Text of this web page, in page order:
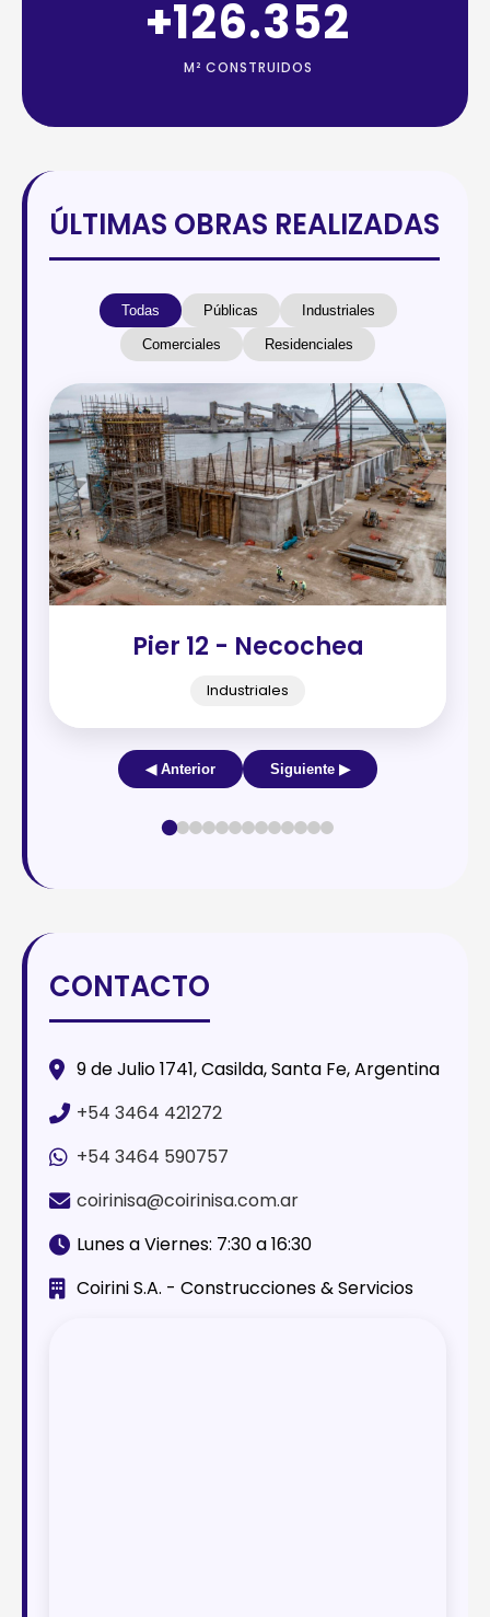
+144.160
M² CONSTRUIDOS
ÚLTIMAS OBRAS REALIZADAS
Todas Públicas Industriales
Comerciales Residenciales
Pier 12 - Necochea
Industriales
◀ Anterior Siguiente ▶
CONTACTO
9 de Julio 1741, Casilda, Santa Fe, Argentina
+54 3464 421272
+54 3464 590757
coirinisa@coirinisa.com.ar
Lunes a Viernes: 7:30 a 16:30
Coirini S.A. - Construcciones & Servicios